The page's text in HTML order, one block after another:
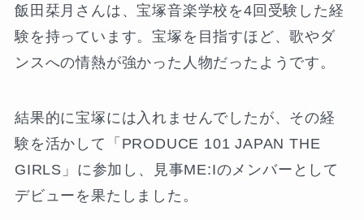
飯田栞月さんは、宝塚音楽学校を4回受験した経
験を持っています。宝塚を目指すほど、歌やダ
ンスへの情熱が強かった人物だったようです。
結果的に宝塚には入れませんでしたが、その経
験を活かして「PRODUCE 101 JAPAN THE
GIRLS」に参加し、見事ME:Iのメンバーとして
デビューを果たしました。